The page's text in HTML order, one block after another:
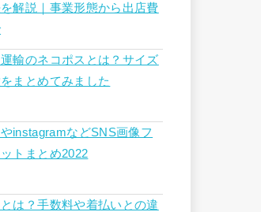
解説｜事業形態から出店費
輸のネコポスとは？サイズ
まとめてみました
instagramなどSNS画像フ
トまとめ2022
は？手数料や着払いとの違